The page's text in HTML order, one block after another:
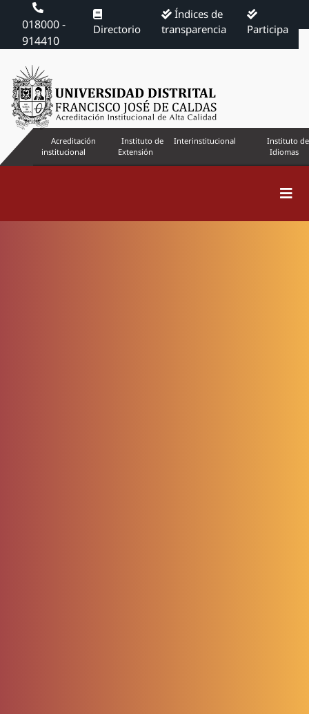
018000 -
914410
Directorio
Índices de
transparencia
Participa
Acreditación
institucional
Instituto de
Extensión
Interinstitucional
Instituto de
Idiomas